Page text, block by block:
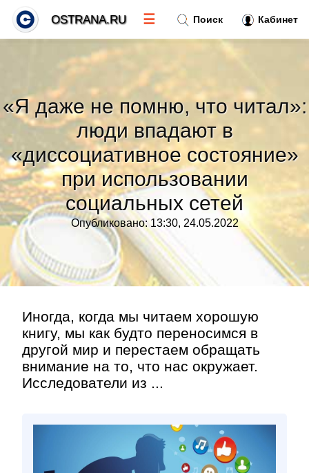
«Я даже не помню, что читал»:
люди впадают в
«диссоциативное состояние»
при использовании
социальных сетей
Опубликовано: 13:30, 24.05.2022
Иногда, когда мы читаем хорошую
книгу, мы как будто переносимся в
другой мир и перестаем обращать
внимание на то, что нас окружает.
Исследователи из ...
Поиск Кабинет
OSTRANA.RU ☰
Тренды новостей
Рубрики»
Правила
Контакт